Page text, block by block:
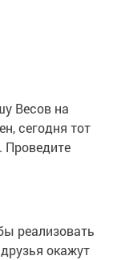
Весов на
сегодня тот
Проведите
реализовать
окажут